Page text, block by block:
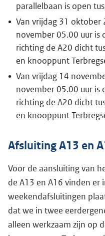
parallelbaan is open
Van vrijdag 31 oktober
november 05.00 uur is
richting de A20 dicht
en knooppunt
Van vrijdag 14
november 05.00 uur is
richting de A20 dicht
en knooppunt
Afsluiting A13 en
Voor de aansluiting van
de A13 en A16 vinden er
weekendafsluitingen
dat we in twee
alleen werkzaam zijn op